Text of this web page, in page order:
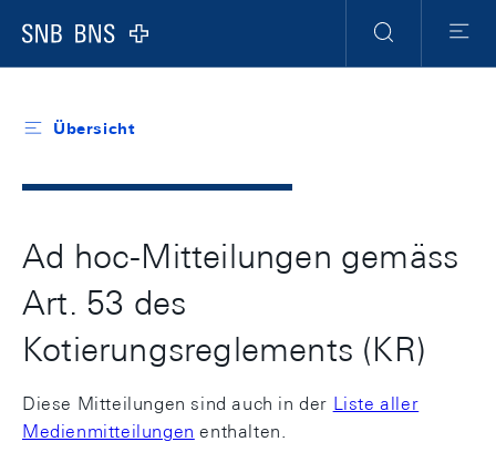
Logo
Navigation
Suche Menu
Übersicht
Ad hoc-Mitteilungen gemäss
Art. 53 des
Kotierungsreglements (KR)
Diese Mitteilungen sind auch in der Liste aller
Medienmitteilungen enthalten.